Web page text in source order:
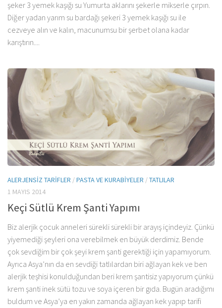
şeker 3 yemek kaşığı su Yumurta aklarını şekerle mikserle çırpın.
Diğer yadan yarım su bardağı şekeri 3 yemek kaşığı su ile
cezveye alın ve kalın, macunumsu bir şerbet olana kadar
karıştırın....
ALERJENSIZ TARIFLER /PASTA VE KURABIYELER /TATLILAR
1 MAYIS 2014
Keçi Sütlü Krem Şanti Yapımı
Biz alerjik çocuk anneleri sürekli sürekli bir arayış içindeyiz. Çünkü
yiyemediği şeyleri ona verebilmek en büyük derdimiz. Bende
çok sevdiğim bir çok şeyi krem şanti gerektiği için yapamıyorum.
Ayrıca Asya’nın da en sevdiği tatlılardan biri ağlayan kek ve ben
alerjik teşhisi konulduğundan beri krem şantisiz yapıyorum çünkü
krem şanti inek sütü tozu ve soya içeren bir gıda. Bugün aradığımı
buldum ve Asya’ya en yakın zamanda ağlayan kek yapıp tarifi